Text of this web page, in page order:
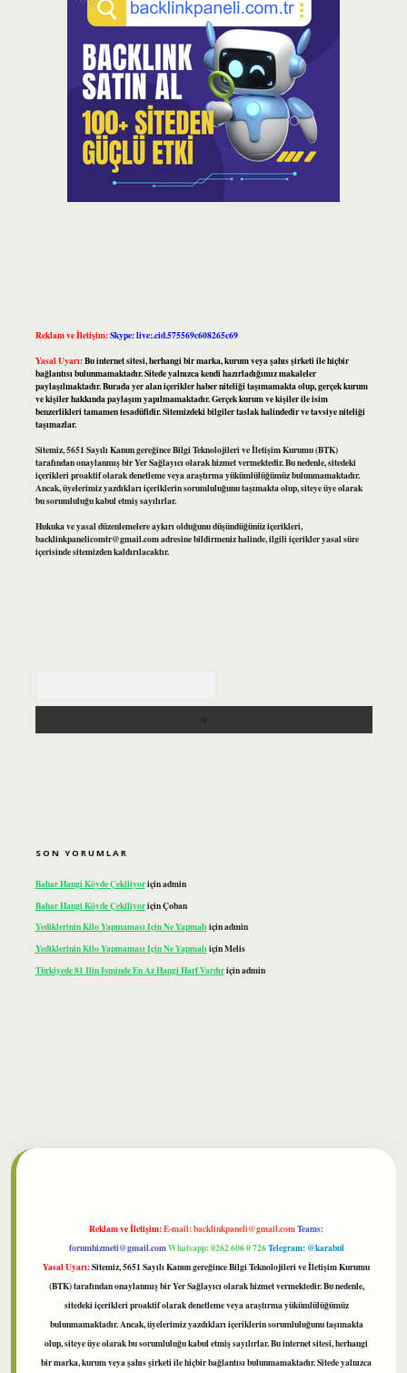
Reklam ve İletişim:Skype: live:.cid.575569c608265c69
Yasal Uyarı:Bu internet sitesi, herhangi bir marka, kurum veya şahıs şirketi ile hiçbir
bağlantısı bulunmamaktadır. Sitede yalnızca kendi hazırladığımız makaleler
paylaşılmaktadır. Burada yer alan içerikler haber niteliği taşımamakta olup, gerçek kurum
ve kişiler hakkında paylaşım yapılmamaktadır. Gerçek kurum ve kişiler ile isim
benzerlikleri tamamen tesadüfidir. Sitemizdeki bilgiler taslak halindedir ve tavsiye niteliği
taşımazlar.
Sitemiz, 5651 Sayılı Kanun gereğince Bilgi Teknolojileri ve İletişim Kurumu (BTK)
tarafından onaylanmış bir Yer Sağlayıcı olarak hizmet vermektedir. Bu nedenle, sitedeki
içerikleri proaktif olarak denetleme veya araştırma yükümlülüğümüz bulunmamaktadır.
Ancak, üyelerimiz yazdıkları içeriklerin sorumluluğunu taşımakta olup, siteye üye olarak
bu sorumluluğu kabul etmiş sayılırlar.
Hukuka ve yasal düzenlemelere aykırı olduğunu düşündüğünüz içerikleri,
backlinkpanelicomtr@gmail.comadresine bildirmeniz halinde, ilgili içerikler yasal süre
içerisinde sitemizden kaldırılacaktır.
SON YORUMLAR
Bahar Hangi Köyde Çekiliyoriçinadmin
Bahar Hangi Köyde ÇekiliyoriçinÇoban
Yediklerinin Kilo Yapmaması Için Ne Yapmalıiçinadmin
Yediklerinin Kilo Yapmaması Için Ne YapmalıiçinMelis
Türkiyede 81 Ilin Isminde En Az Hangi Harf Vardıriçinadmin
Reklam ve İletişim:E-mail:backlinkpaneli@gmail.comTeams:
forumhizmeti@gmail.comWhatsapp: 0262 606 0 726Telegram: @karabul
Yasal Uyarı:Sitemiz, 5651 Sayılı Kanun gereğince Bilgi Teknolojileri ve İletişim Kurumu
(BTK) tarafından onaylanmış bir Yer Sağlayıcı olarak hizmet vermektedir. Bu nedenle,
sitedeki içerikleri proaktif olarak denetleme veya araştırma yükümlülüğümüz
bulunmamaktadır. Ancak, üyelerimiz yazdıkları içeriklerin sorumluluğunu taşımakta
olup, siteye üye olarak bu sorumluluğu kabul etmiş sayılırlar. Bu internet sitesi, herhangi
bir marka, kurum veya şahıs şirketi ile hiçbir bağlantısı bulunmamaktadır. Sitede yalnızca